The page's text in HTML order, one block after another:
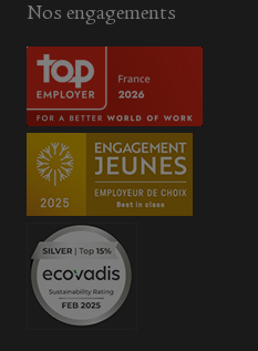
Nos engagements